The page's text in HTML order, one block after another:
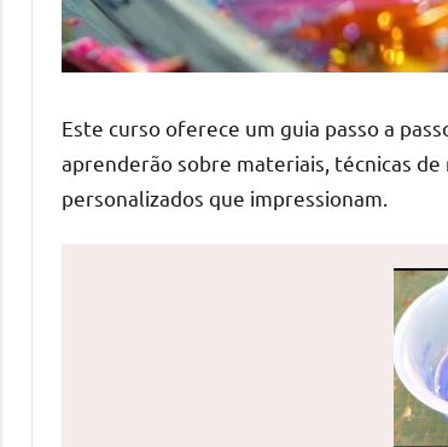
Este curso oferece um guia passo a
aprenderão sobre materiais, técnicas
personalizados que impressionam.